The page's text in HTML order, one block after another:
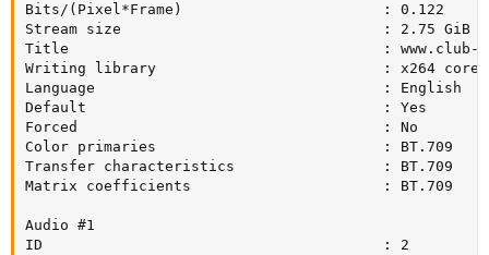
Bits/(Pixel*Frame)                       : 0.122
Stream size                              : 2.75 GiB
Title                                    : www.club-
Writing library                          : x264 core
Language                                 : English
Default                                  : Yes
Forced                                   : No
Color primaries                          : BT.709
Transfer characteristics                 : BT.709
Matrix coefficients                      : BT.709
Audio #1
ID                                       : 2